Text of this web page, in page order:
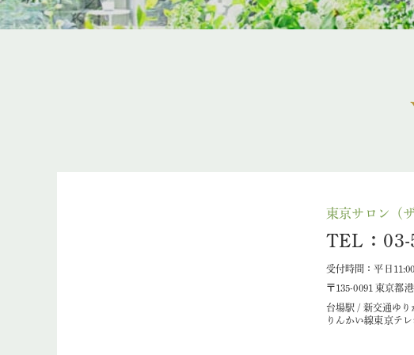
東京サロン（
TEL：03-
受付時間：平日
〒135-0091 東京都
台場駅 / 新交通ゆ
りんかい線東京テ